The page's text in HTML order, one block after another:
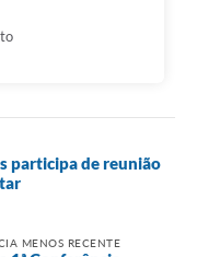
participa de reunião
MENOS RECENTE